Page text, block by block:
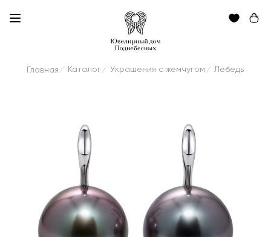
Главная / Каталог / Украшения с жемчугом / Лебедь